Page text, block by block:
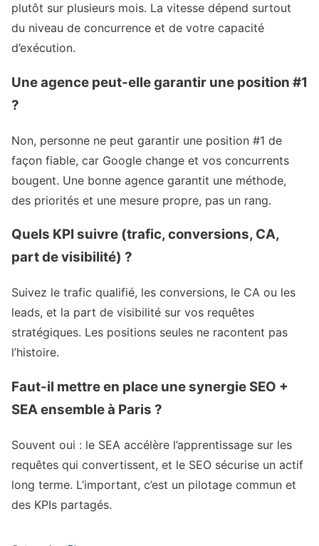
plutôt sur plusieurs mois. La vitesse dépend surtout
du niveau de concurrence et de votre capacité
d’exécution.
Une agence peut-elle garantir une position #1
?
Non, personne ne peut garantir une position #1 de
façon fiable, car Google change et vos concurrents
bougent. Une bonne agence garantit une méthode,
des priorités et une mesure propre, pas un rang.
Quels KPI suivre (trafic, conversions, CA,
part de visibilité) ?
Suivez le trafic qualifié, les conversions, le CA ou les
leads, et la part de visibilité sur vos requêtes
stratégiques. Les positions seules ne racontent pas
l’histoire.
Faut-il mettre en place une synergie SEO +
SEA ensemble à Paris ?
Souvent oui : le SEA accélère l’apprentissage sur les
requêtes qui convertissent, et le SEO sécurise un actif
long terme. L’important, c’est un pilotage commun et
des KPIs partagés.